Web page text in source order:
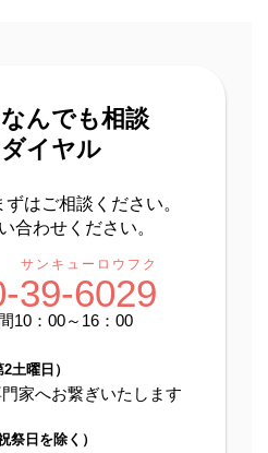
んでも相談
イヤル
はご相談ください。
合わせください。
39-6029
サンキューロウフク
10：00～16：00
2土曜日）
家へお繋ぎいたします
祭日を除く）